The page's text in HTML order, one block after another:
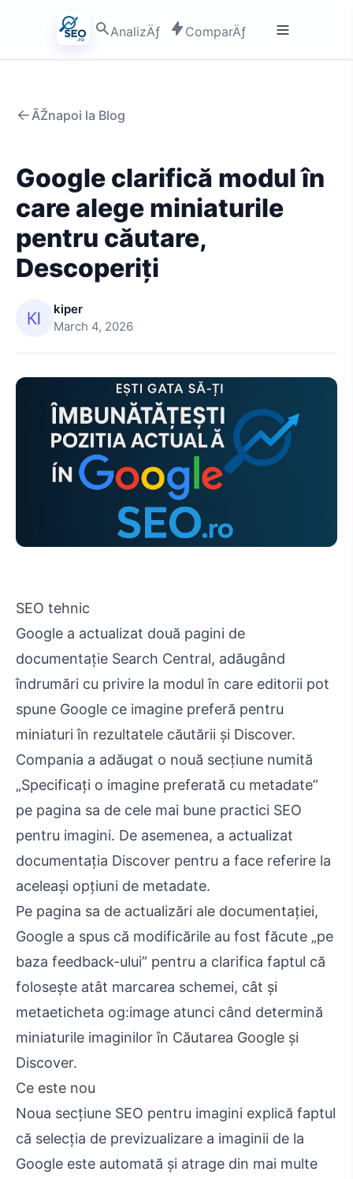
AnalizÄƒ ComparÄƒ
ÃŽnapoi la Blog
Google clarifică modul în
care alege miniaturile
pentru căutare,
Descoperiți
kiper
March 4, 2026
SEO tehnic
Google a actualizat două pagini de
documentație Search Central, adăugând
îndrumări cu privire la modul în care editorii pot
spune Google ce imagine preferă pentru
miniaturi în rezultatele căutării și Discover.
Compania a adăugat o nouă secțiune numită
„Specificați o imagine preferată cu metadate”
pe pagina sa de cele mai bune practici SEO
pentru imagini. De asemenea, a actualizat
documentația Discover pentru a face referire la
aceleași opțiuni de metadate.
Pe pagina sa de actualizări ale documentației,
Google a spus că modificările au fost făcute „pe
baza feedback-ului” pentru a clarifica faptul că
folosește atât marcarea schemei, cât și
metaeticheta og:image atunci când determină
miniaturile imaginilor în Căutarea Google și
Discover.
Ce este nou
Noua secțiune SEO pentru imagini explică faptul
că selecția de previzualizare a imaginii de la
Google este automată și atrage din mai multe